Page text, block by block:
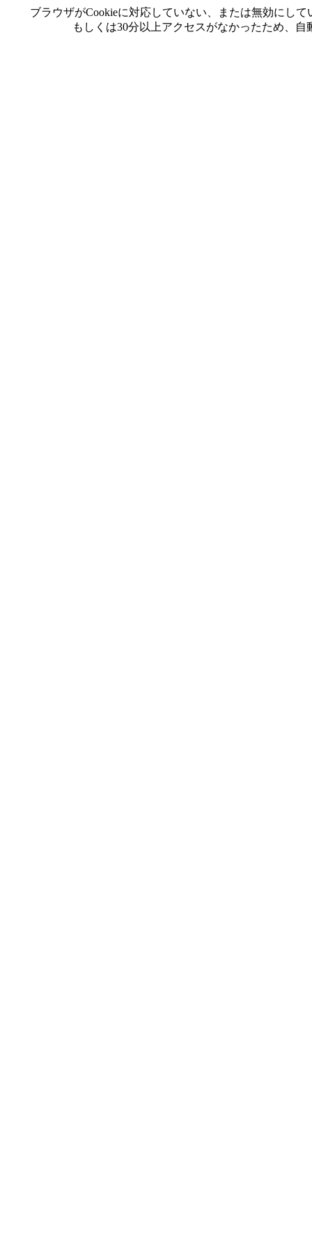
ブラウザがCookieに対応していない、または無効にし
もしくは30分以上アクセスがなかったため、